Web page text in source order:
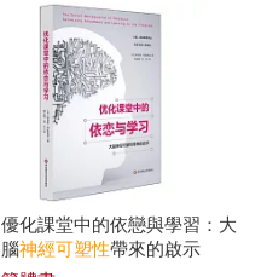
優化課堂中的依戀與學習：大
腦神經可塑性帶來的啟示